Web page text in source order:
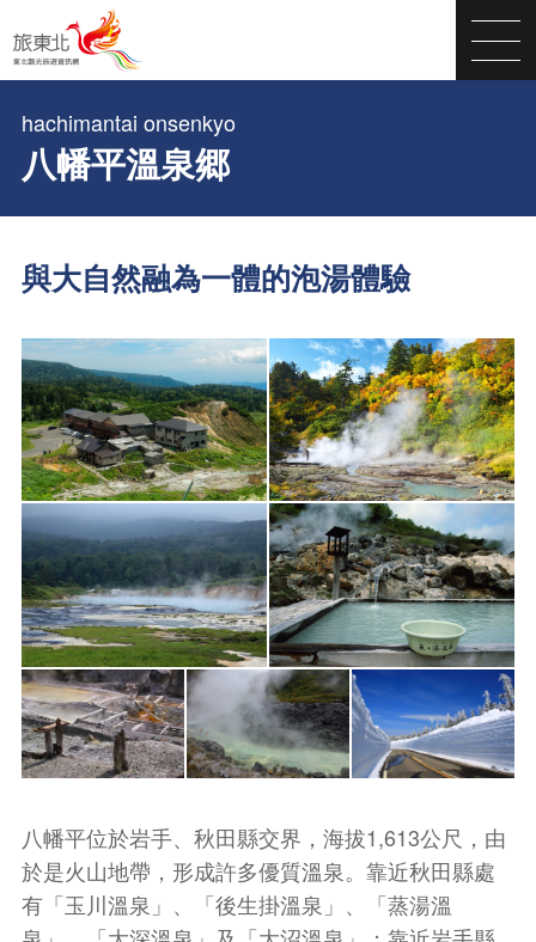
八幡平溫泉郷
hachimantai onsenkyo
與大自然融為一體的泡湯體驗
八幡平位於岩手、秋田縣交界，海拔1,613公尺，由
於是火山地帶，形成許多優質溫泉。靠近秋田縣處
有「玉川溫泉」、「後生掛溫泉」、「蒸湯溫